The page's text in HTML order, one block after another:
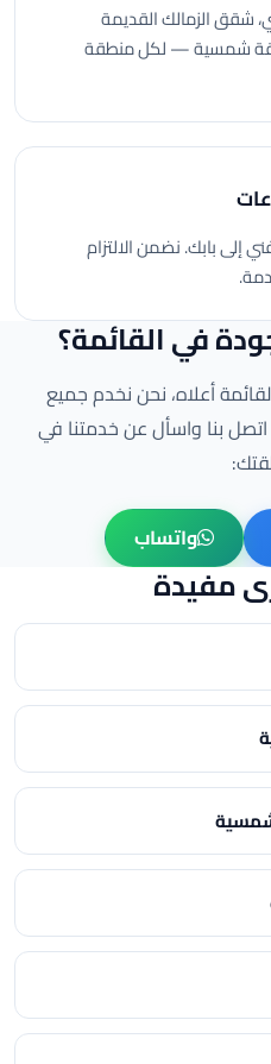
شقق الزمالك القديمة
شمسية — لكل منطقة
بابك. نضمن الالتزام
في القائمة؟
أعلاه، نحن نخدم جميع
بنا واسأل عن خدمتنا في
واتساب
مفيدة